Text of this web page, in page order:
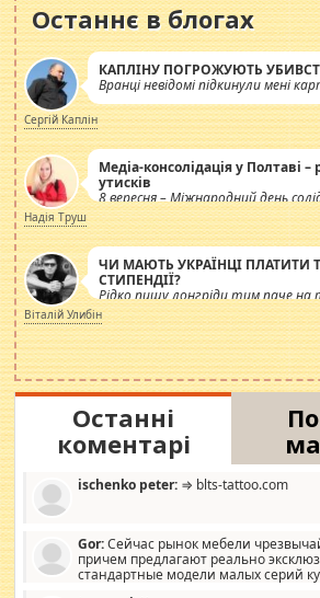
Останнє в блогах
КАПЛІНУ ПОГРОЖУЮТЬ
Вранці невідомі підкинули мені
Сергій Каплін
Медіа-консолідація у Полтаві
утисків
8 вересня – Міжнародний день
журналістів.
Надія Труш
ЧИ МАЮТЬ УКРАЇНЦІ ПЛАТИТИ
СТИПЕНДІЇ?
Рідко пишу лонгріди тим паче
просто дістало! Обурюють
навколо стипендіального
роздувається ще одна соціальна
Віталій Улибін
Останні
коментарі
ischenko peter: ⇒ blts-tattoo.com
Gor:Сейчас рынок мебели
причем предлагают реально
стандартные модели малых серий